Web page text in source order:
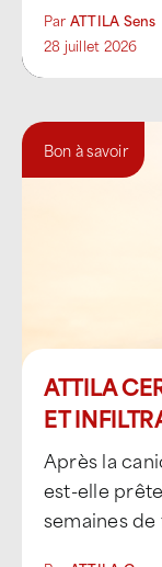
Par ATTILA Sens
28 juillet 2026
Bon à savoir
ATTILA
ET
Après la
est-elle
semaines